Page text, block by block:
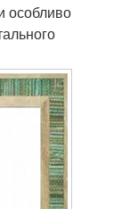
особливо